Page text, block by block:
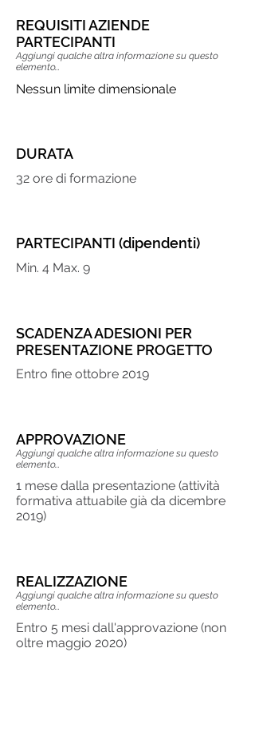
REQUISITI AZIENDE
PARTECIPANTI
Aggiungi qualche altra informazione su questo
elemento...
Nessun limite dimensionale
DURATA
32 ore di formazione
PARTECIPANTI (dipendenti)
Min. 4 Max. 9
SCADENZA ADESIONI PER
PRESENTAZIONE PROGETTO
Entro fine ottobre 2019
APPROVAZIONE
Aggiungi qualche altra informazione su questo
elemento...
1 mese dalla presentazione (attività
formativa attuabile già da dicembre
2019)
REALIZZAZIONE
Aggiungi qualche altra informazione su questo
elemento...
Entro 5 mesi dall'approvazione (non
oltre maggio 2020)